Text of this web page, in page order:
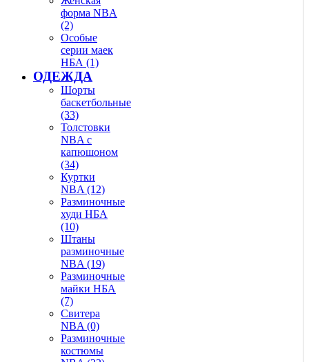
форма NBA
(2)
Особые
серии маек
НБА (1)
ОДЕЖДА
Шорты
баскетбольные
(33)
Толстовки
NBA с
капюшоном
(34)
Куртки
NBA (12)
Разминочные
худи НБА
(10)
Штаны
разминочные
NBA (19)
Разминочные
майки НБА
(7)
Свитера
NBA (0)
Разминочные
костюмы